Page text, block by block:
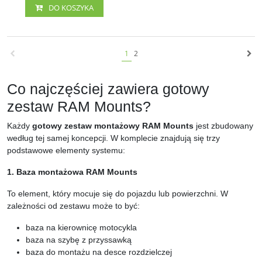
DO KOSZYKA
1 2
Co najczęściej zawiera gotowy
zestaw RAM Mounts?
Każdy gotowy zestaw montażowy RAM Mounts jest zbudowany
według tej samej koncepcji. W komplecie znajdują się trzy
podstawowe elementy systemu:
1. Baza montażowa RAM Mounts
To element, który mocuje się do pojazdu lub powierzchni. W
zależności od zestawu może to być:
baza na kierownicę motocykla
baza na szybę z przyssawką
baza do montażu na desce rozdzielczej